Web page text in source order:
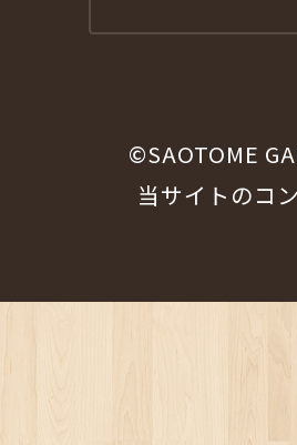
©SAOTOME
当サイトのコ